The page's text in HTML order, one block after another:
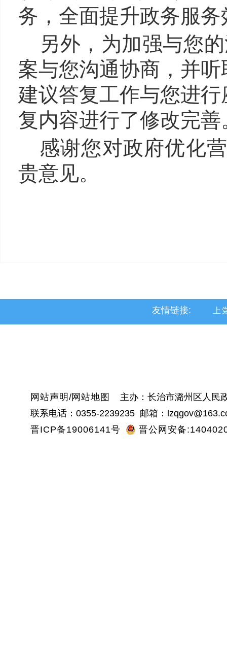
务，全面提升政务服务
另外，为加强与您
案与您沟通协商，并
建议答复工作与您进
复内容进行了修改完
感谢您对政府优化
贵意见。
友情链接: 上
网站声明 /网站地图
主办：长治市潞州区人民
联系电话：0355-2239235 邮箱：
晋ICP备19006141号
晋公网安备